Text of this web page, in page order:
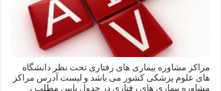
مراکز مشاوره بیماری های رفتاری تحت نظر دانشگاه
های علوم پزشکی کشور می باشد و لیست آدرس مراکز
مشاوره بیماری های رفتاری در جدول پایین مطلب ،